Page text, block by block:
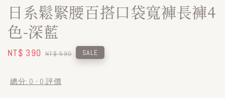
日系鬆緊腰百搭口袋寬褲長褲4
色-深藍
Sale
NT$ 390 Regular
NT$ 590 SALE
總分: 0 - 0 評價